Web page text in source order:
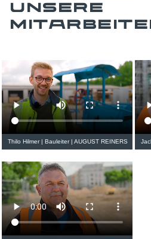
UNSERE
Thilo Hil­mer | Bau­lei­ter | AUGUST REINERS